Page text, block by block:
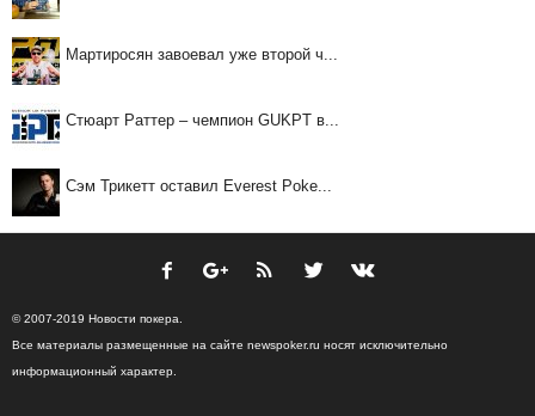
Мартиросян завоевал уже второй ч...
Стюарт Раттер – чемпион GUKPT в...
Сэм Трикетт оставил Everest Poke...
© 2007-2019 Новости покера.
Все материалы размещенные на сайте newspoker.ru носят исключительно
информационный характер.